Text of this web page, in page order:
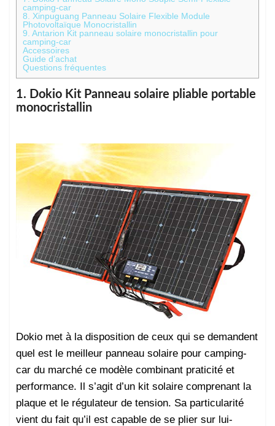
camping-car
8. Xinpuguang Panneau Solaire Flexible Module
Photovoltaïque Monocristallin
9. Antarion Kit panneau solaire monocristallin pour
camping-car
Accessoires
Guide d’achat
Questions fréquentes
1. Dokio Kit Panneau solaire pliable portable
monocristallin
Dokio met à la disposition de ceux qui se demandent
quel est le meilleur panneau solaire pour camping-
car du marché ce modèle combinant praticité et
performance. Il s’agit d’un kit solaire comprenant la
plaque et le régulateur de tension. Sa particularité
vient du fait qu’il est capable de se plier sur lui-